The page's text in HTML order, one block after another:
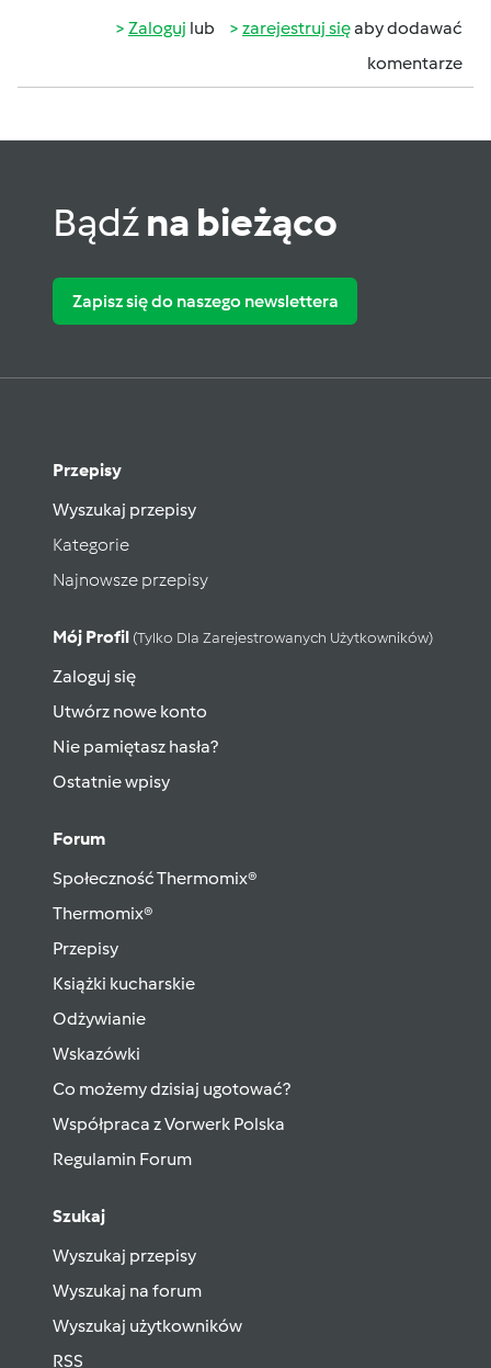
Zaloguj lub zarejestruj sięaby dodawać
komentarze
Bądźna bieżąco
Zapisz się do naszego newslettera
Przepisy
Wyszukaj przepisy
Kategorie
Najnowsze przepisy
Mój Profil (tylko Dla Zarejestrowanych Użytkowników)
Zaloguj się
Utwórz nowe konto
Nie pamiętasz hasła?
Ostatnie wpisy
Forum
Społeczność Thermomix®
Thermomix®
Przepisy
Książki kucharskie
Odżywianie
Wskazówki
Co możemy dzisiaj ugotować?
Współpraca z Vorwerk Polska
Regulamin Forum
Szukaj
Wyszukaj przepisy
Wyszukaj na forum
Wyszukaj użytkowników
RSS